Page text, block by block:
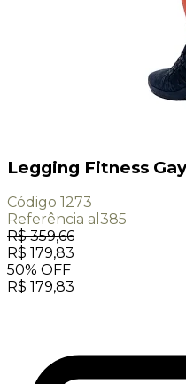
Legging Fitness
Código 1273
Referência al385
R$359,66
R$ 179,83
50% OFF
R$ 179,83